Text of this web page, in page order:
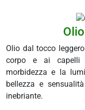
Olio dal tocco
corpo e ai capelli
morbidezza e la
bellezza e
inebriante.